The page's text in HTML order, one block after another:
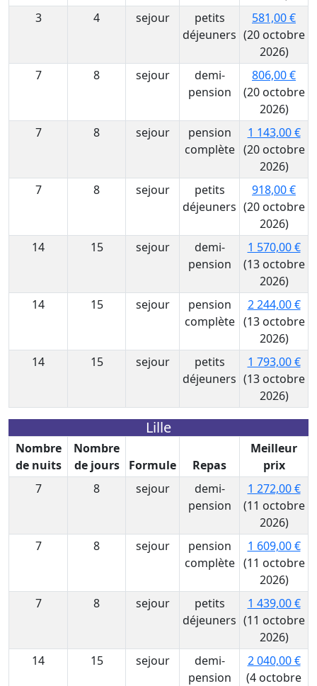
3
4 sejour
petits
déjeuners
581,00 €
(20 octobre
2026)
7
8 sejour
demi-
pension
806,00 €
(20 octobre
2026)
7
8 sejour
pension
complète
1 143,00 €
(20 octobre
2026)
7
8 sejour
petits
déjeuners
918,00 €
(20 octobre
2026)
14
15 sejour
demi-
pension
1 570,00 €
(13 octobre
2026)
14
15 sejour
pension
complète
2 244,00 €
(13 octobre
2026)
14
15 sejour
petits
déjeuners
1 793,00 €
(13 octobre
2026)
Lille
Nombre
de nuits
Nombre
de jours
Formule Repas
Meilleur
prix
7
8 sejour
demi-
pension
1 272,00 €
(11 octobre
2026)
7
8 sejour
pension
complète
1 609,00 €
(11 octobre
2026)
7
8 sejour
petits
déjeuners
1 439,00 €
(11 octobre
2026)
14
15 sejour
demi-
pension
2 040,00 €
(4 octobre